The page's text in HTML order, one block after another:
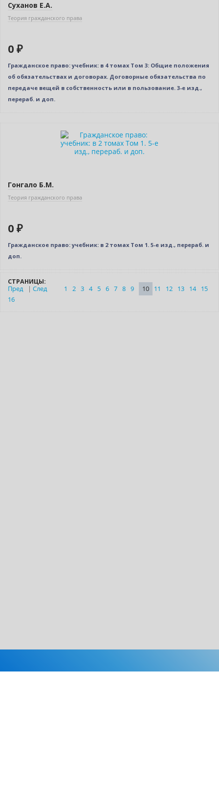
Суханов Е.А.
Теория гражданского права
0 ₽
Гражданское право: учебник: в 4 томах Том 3: Общие положения
об обязательствах и договорах. Договорные обязательства по
передаче вещей в собственность или в пользование. 3-е изд.,
перераб. и доп.
Гонгало Б.М.
Теория гражданского права
0 ₽
Гражданское право: учебник: в 2 томах Том 1. 5-е изд., перераб. и
доп.
СТРАНИЦЫ:
Пред
| След 1 2 3 4 5 6 7 8 9 10 11 12 13 14
15
16